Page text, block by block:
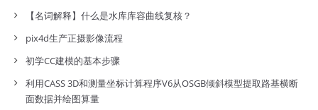
【名词解释】什么是水库库容曲线复核？
pix4d生产正摄影像流程
初学CC建模的基本步骤
利用CASS 3D和测量坐标计算程序V6从OSGB倾斜模型提取路基横断
面数据并绘图算量